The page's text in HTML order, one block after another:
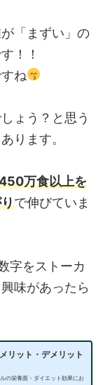
「まずい」の
！！
ね
ょう？と思う
ります。
万食以上を
で伸びていま
字をストーカ
味があったら
リット・デメリット
の栄養面・ダイエット効果にお